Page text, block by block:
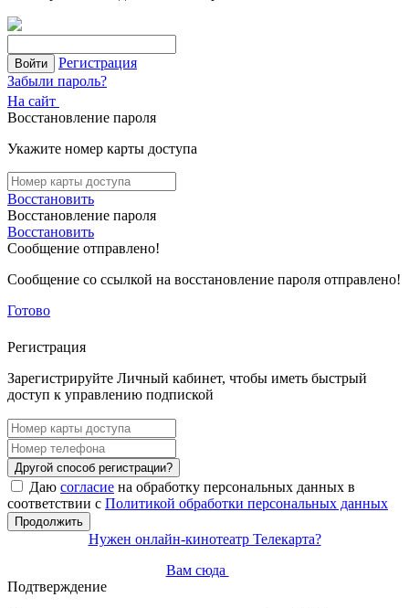
Войти
Регистрация
Забыли пароль?
На сайт
Восстановление пароля
Укажите номер карты доступа
Восстановить
Восстановление пароля
Восстановить
Сообщение отправлено!
Сообщение со ссылкой на восстановление пароля отправлено!
Готово
Регистрация
Зарегистрируйте Личный кабинет, чтобы иметь быстрый
доступ к управлению подпиской
Другой способ регистрации?
Даю согласие на обработку персональных данных в
соответствии с Политикой обработки персональных данных
Продолжить
Нужен онлайн-кинотеатр Телекарта?
Вам сюда
Подтверждение